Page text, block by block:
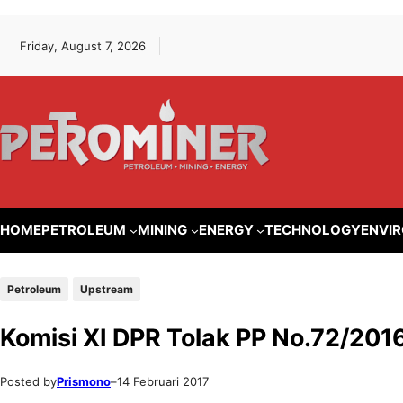
konten
content
Friday, August 7, 2026
HOMEPETROLEUM MINING ENERGY TECHNOLOGY
Petroleum Upstream
Komisi XI DPR Tolak PP No.72/
Posted byPrismono–14 Februari 2017